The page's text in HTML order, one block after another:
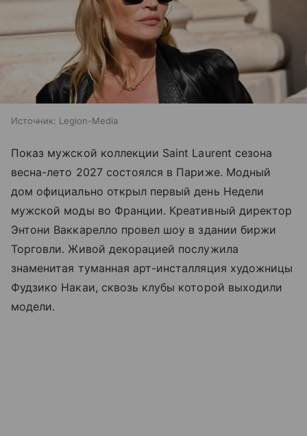
Источник: Legion-Media
Показ мужской коллекции Saint Laurent сезона
весна-лето 2027 состоялся в Париже. Модный
дом официально открыл первый день Недели
мужской моды во Франции. Креативный директор
Энтони Ваккарелло провел шоу в здании биржи
Торговли. Живой декорацией послужила
знаменитая туманная арт-инсталляция художницы
Фудзико Накаи, сквозь клубы которой выходили
модели.